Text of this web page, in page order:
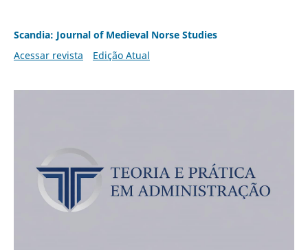
Scandia: Journal of Medieval Norse Studies
Acessar revista
Edição Atual